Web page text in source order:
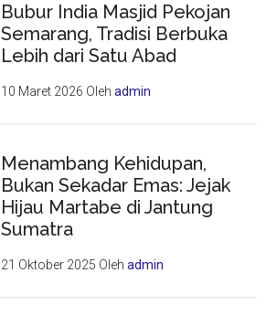
Bubur India Masjid Pekojan
Semarang, Tradisi Berbuka
Lebih dari Satu Abad
10 Maret 2026 Olehadmin
Menambang Kehidupan,
Bukan Sekadar Emas: Jejak
Hijau Martabe di Jantung
Sumatra
21 Oktober 2025 Olehadmin